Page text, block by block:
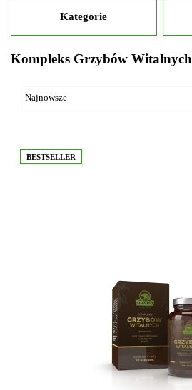
Kategorie
Kompleks Grzybów Witalnych
BESTSELLER